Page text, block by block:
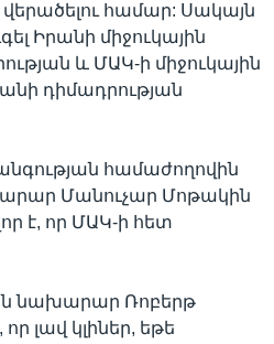
վերածելու համար: Սակայն
Իրանի միջուկային
և ՄԱԿ-ի միջուկային
դիմադրության
համաժողովին
Մանուչար Մոթակին
է, որ ՄԱԿ-ի հետ
նախարար Ռոբերթ
լավ կլիներ, եթե